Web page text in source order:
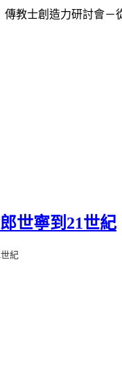
傳教士創造力研討會－
世寧到21世紀
紀